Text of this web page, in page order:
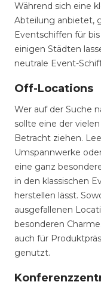
Während sich eine
Abteilung anbietet,
Eventschiffen für
einigen Städten
neutrale Event-
Off-Locations
Wer auf der Suche
sollte eine der
Betracht ziehen.
Umspannwerke
eine ganz
in den klassischen
herstellen lässt.
ausgefallenen
besonderen
auch für
genutzt.